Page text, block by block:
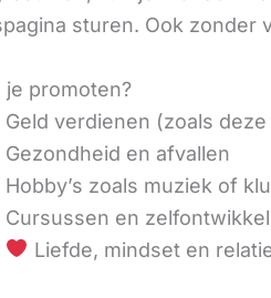
sturen. Ook zonder
je promoten?
Geld verdienen (zoals
Gezondheid en afvallen
Hobby’s zoals muziek of
Cursussen en
Liefde, mindset en